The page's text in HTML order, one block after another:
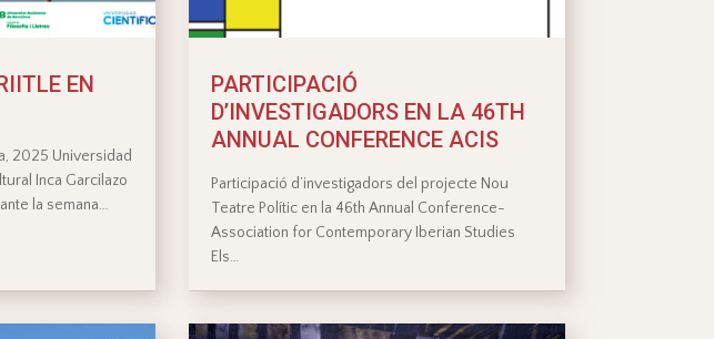
EN
2025 Universidad
Inca Garcilazo
la semana…
PARTICIPACIÓ
D’INVESTIGADORS EN LA 46TH
ANNUAL CONFERENCE ACIS
Participació d’investigadors del projecte Nou
Teatre Polític en la 46th Annual Conference-
Association for Contemporary Iberian Studies
Els…